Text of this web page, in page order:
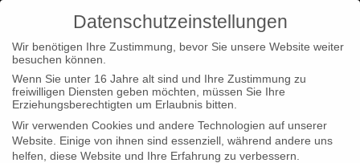
Home Loc Loc|Home
THE LAND OF THE
ENLIGHTENED nominated for Spotlight Award
Datenschutzeinstellungen
Wir benötigen Ihre Zustimmung, bevor Sie unsere Website weiter
besuchen können.
Wenn Sie unter 16 Jahre alt sind und Ihre Zustimmung zu
freiwilligen Diensten geben möchten, müssen Sie Ihre
Erziehungsberechtigten um Erlaubnis bitten.
Wir verwenden Cookies und andere Technologien auf unserer
Website. Einige von ihnen sind essenziell, während andere uns
helfen, diese Website und Ihre Erfahrung zu verbessern.